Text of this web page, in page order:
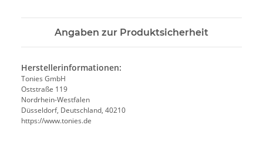
Angaben zur Produktsicherheit
Herstellerinformationen:
Tonies GmbH
Oststraße 119
Nordrhein-Westfalen
Düsseldorf, Deutschland, 40210
https://www.tonies.de